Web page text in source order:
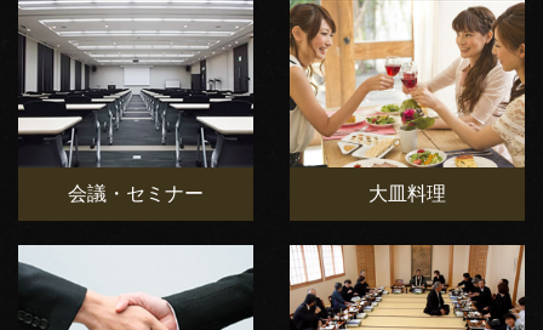
会議・セミナー 大皿料理